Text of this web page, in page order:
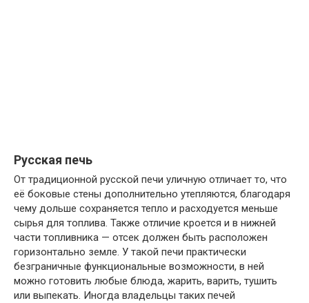
Русская печь
От традиционной русской печи уличную отличает то, что
её боковые стены дополнительно утепляются, благодаря
чему дольше сохраняется тепло и расходуется меньше
сырья для топлива. Также отличие кроется и в нижней
части топливника — отсек должен быть расположен
горизонтально земле. У такой печи практически
безграничные функциональные возможности, в ней
можно готовить любые блюда, жарить, варить, тушить
или выпекать. Иногда владельцы таких печей